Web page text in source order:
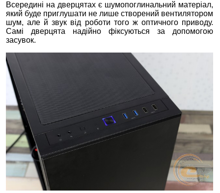
Всередині на дверцятах є шумопоглинальний матеріал,
який буде приглушати не лише створений вентилятором
шум, але й звук від роботи того ж оптичного приводу.
Самі дверцята надійно фіксуються за допомогою
засувок.